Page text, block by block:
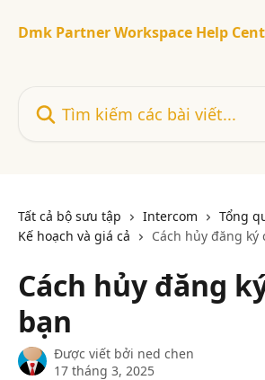
Dmk Partner Workspace Help
Tất cả bộ sưu tập Intercom
Tổng
Kế hoạch và giá cả
Cách hủy đăng ký
Cách hủy đăng
bạn
Được viết bởi ned chen
17 tháng 3, 2025